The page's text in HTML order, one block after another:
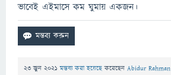
ভাবেই এইমাসে কম ঘুমায় একজন।
23 জুন 2021 মন্তব্য করা হয়েছেকরেছেন Abidur Rahman